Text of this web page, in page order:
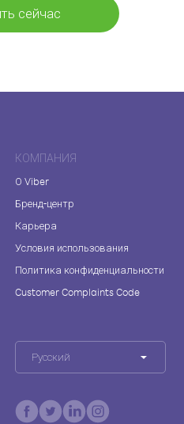
сейчас
КОМПАНИЯ
О Viber
Бренд-центр
Карьера
Условия использования
Политика конфиденциальности
Customer Complaints Code
Русский